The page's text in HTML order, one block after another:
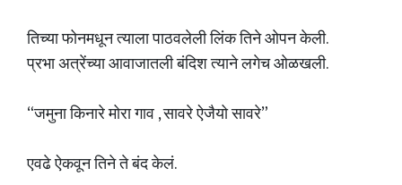
तिच्या फोनमधून त्याला पाठवलेली लिंक तिने ओपन केली.
प्रभा अत्रेंच्या आवाजातली बंदिश त्याने लगेच ओळखली.
“जमुना किनारे मोरा गाव , सावरे ऐजैयो सावरे”
एवढे ऐकवून तिने ते बंद केलं.